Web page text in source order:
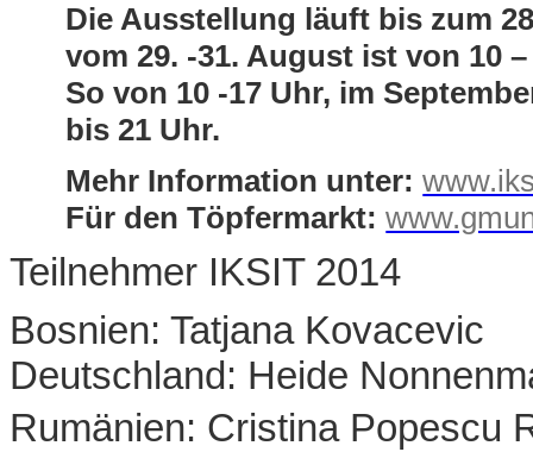
Die Ausstellung läuft bis zum
vom 29. -31. August ist von 10
So von 10 -17 Uhr, im
bis 21 Uhr.
Mehr Information unter:
Für den Töpfermarkt:
Teilnehmer IKSIT 2014
Bosnien: Tatjana Kovacevic
Deutschland: Heide
Rumänien: Cristina Popescu